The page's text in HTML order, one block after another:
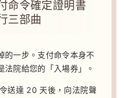
命令確定證明書
三部曲
的一步。支付命令本身不
法院給您的「入場券」。
送達 20 天後，向法院聲